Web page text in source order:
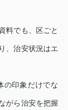
料でも、区ごと
、治安状況はエ
の印象だけでな
がら治安を把握